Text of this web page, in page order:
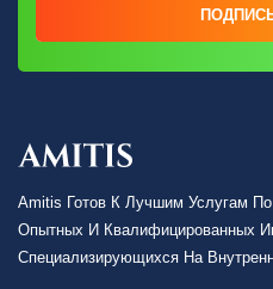
Amitis Готов К Лучшим Услугам
Опытных И Квалифицированных
Специализирующихся На